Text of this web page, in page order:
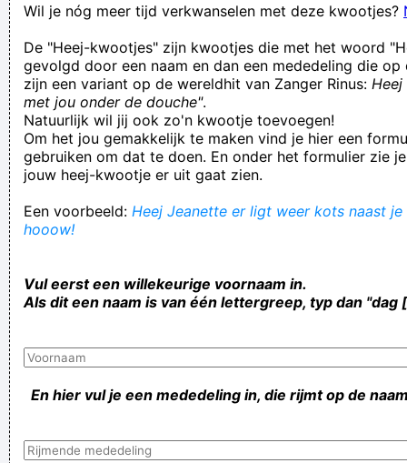
Wil je nóg meer tijd verkwanselen met deze kwootjes?
De "Heej-kwootjes" zijn kwootjes die met het woord
gevolgd door een naam en dan een mededeling die op
zijn een variant op de wereldhit van Zanger Rinus:
met jou onder de douche".
Natuurlijk wil jij ook zo'n kwootje toevoegen!
Om het jou gemakkelijk te maken vind je hier een
gebruiken om dat te doen. En onder het formulier zie
jouw heej-kwootje er uit gaat zien.
Een voorbeeld: Heej Jeanette er ligt weer kots naast je
hooow!
Vul eerst een willekeurige voornaam in.
Als dit een naam is van één lettergreep, typ dan "dag
En hier vul je een mededeling in, die rijmt op de